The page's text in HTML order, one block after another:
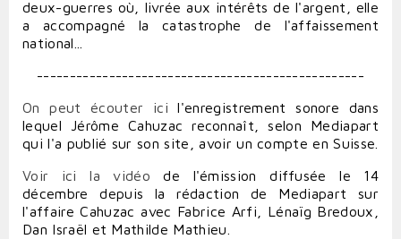
deux-guerres où, livrée aux intérêts de l'argent, elle
a accompagné la catastrophe de l'affaissement
national...
--------------------------------------------------
On peut écouter ici l'enregistrement sonore dans
lequel Jérôme Cahuzac reconnaît, selon Mediapart
qui l'a publié sur son site, avoir un compte en Suisse.
Voir ici la vidéo de l'émission diffusée le 14
décembre depuis la rédaction de Mediapart sur
l'affaire Cahuzac avec Fabrice Arfi, Lénaïg Bredoux,
Dan Israël et Mathilde Mathieu.